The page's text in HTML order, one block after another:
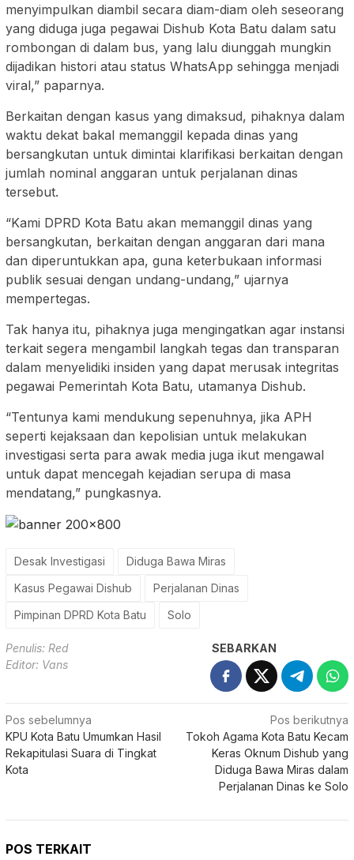
menyimpulkan diambil secara diam-diam oleh seseorang
yang diduga juga pegawai Dishub Kota Batu dalam satu
rombongan di dalam bus, yang lalu diunggah mungkin
dijadikan histori atau status WhatsApp sehingga menjadi
viral,” paparnya.
Berkaitan dengan kasus yang dimaksud, pihaknya dalam
waktu dekat bakal memanggil kepada dinas yang
bersangkutan untuk dimintai klarifikasi berkaitan dengan
jumlah nominal anggaran untuk perjalanan dinas
tersebut.
“Kami DPRD Kota Batu akan memanggil dinas yang
bersangkutan, berkaitan dengan anggaran dari mana
dan diperuntukkan apa, guna keterbukaan informasi
publik sesuai dengan undang-undang,” ujarnya
mempertegas.
Tak hanya itu, pihaknya juga mengingatkan agar instansi
terkait segera mengambil langkah tegas dan transparan
dalam menyelidiki insiden yang dapat merusak integritas
pegawai Pemerintah Kota Batu, utamanya Dishub.
“Tentunya kami mendukung sepenuhnya, jika APH
seperti kejaksaan dan kepolisian untuk melakukan
investigasi serta para awak media juga ikut mengawal
untuk dapat mencegah kejadian serupa di masa
mendatang,” pungkasnya.
Desak Investigasi
Diduga Bawa Miras
Kasus Pegawai Dishub
Perjalanan Dinas
Pimpinan DPRD Kota Batu
Solo
Penulis: Red
Editor: Vans
SEBARKAN
Navigasi
pos
Pos sebelumnya
KPU Kota Batu Umumkan Hasil
Rekapitulasi Suara di Tingkat
Kota
Pos berikutnya
Tokoh Agama Kota Batu Kecam
Keras Oknum Dishub yang
Diduga Bawa Miras dalam
Perjalanan Dinas ke Solo
POS TERKAIT